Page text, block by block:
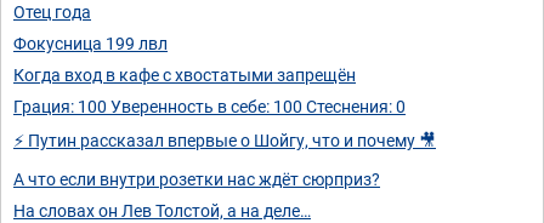
Отец года
Фокусница 199 лвл
Когда вход в кафе с хвостатыми запрещён
Грация: 100 Уверенность в себе: 100 Стеснения: 0
⚡ Путин рассказал впервые о Шойгу, что и почему 🎥
А что если внутри розетки нас ждёт сюрприз?
На словах он Лев Толстой, а на деле…